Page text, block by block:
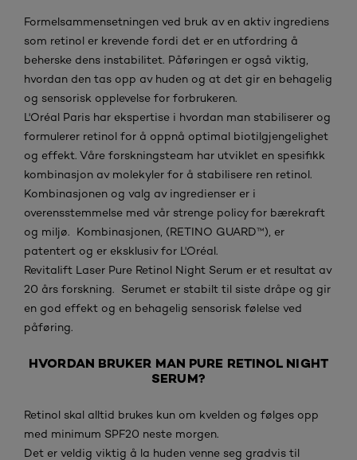
Formelsammensetningen ved bruk av en aktiv ingrediens
som retinol er krevende fordi det er en utfordring å
beherske dens instabilitet. Påføringen er også viktig,
hvordan den tas opp av huden og at det gir en behagelig
og sensorisk opplevelse for forbrukeren.
L'Oréal Paris har ekspertise i hvordan man stabiliserer og
formulerer retinol for å oppnå optimal biotilgjengelighet
og effekt. Våre forskningsteam har utviklet en spesifikk
kombinasjon av molekyler for å stabilisere ren retinol.
Kombinasjonen og valg av ingredienser er i
overensstemmelse med vår strenge policy for bærekraft
og miljø. Kombinasjonen, (RETINO GUARD™), er
patentert og er eksklusiv for L'Oréal.
Revitalift Laser Pure Retinol Night Serum er et resultat av
20 års forskning. Serumet er stabilt til siste dråpe og gir
en god effekt og en behagelig sensorisk følelse ved
påføring.
HVORDAN BRUKER MAN PURE RETINOL NIGHT
SERUM?
Retinol skal alltid brukes kun om kvelden og følges opp
med minimum SPF20 neste morgen.
Det er veldig viktig å la huden venne seg gradvis til